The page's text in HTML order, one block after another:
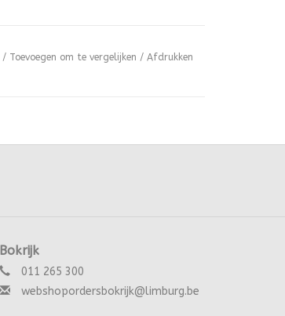
/ Toevoegen om te vergelijken / Afdrukken
Bokrijk
011 265 300
webshopordersbokrijk@limburg.be